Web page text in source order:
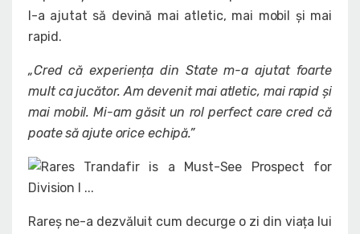
l-a ajutat să devină mai atletic, mai mobil și mai
rapid.
„Cred că experiența din State m-a ajutat foarte
mult ca jucător. Am devenit mai atletic, mai rapid și
mai mobil. Mi-am găsit un rol perfect care cred că
poate să ajute orice echipă.”
Rareș ne-a dezvăluit cum decurge o zi din viața lui